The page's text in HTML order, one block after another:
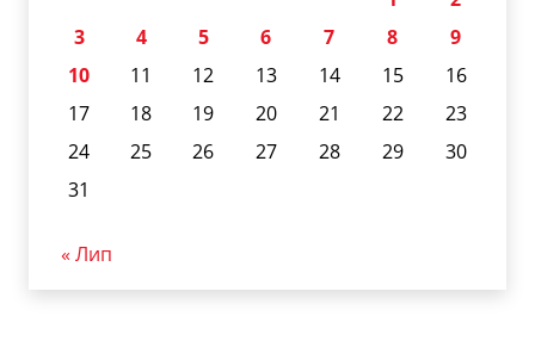
3
4 5 6 7 8
9
10
11 12 13 14 15
16
17
18 19 20 21 22
23
24
25 26 27 28 29
30
31
« Лип